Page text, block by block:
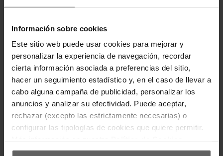
Información sobre cookies
Este sitio web puede usar cookies para mejorar y
personalizar la experiencia de navegación, recordar
cierta información asociada a preferencias del sitio,
hacer un seguimiento estadístico y, en el caso de llevar a
cabo alguna campaña de publicidad, personalizar los
anuncios y analizar su efectividad. Puede aceptar,
rechazar (excepto las estrictamente necesarias) o
configurar las tipologías de cookies que quiere permitir.
para ofrecer un estilo inspirado en el
automovilismo. Presentan una silueta
aerodinámica con el icónico logo lateral y detalles
bordados en el empeine. Su suela de goma
antideslizante y la plantilla acolchada brindan
comodidad y tracción. Ideales para un look
urbano con herencia deportiva.
DETALLES DEL PRODUCTO
DEVOLUCIONES Y CAMBIOS
INFORMACIÓN ENVÍOS